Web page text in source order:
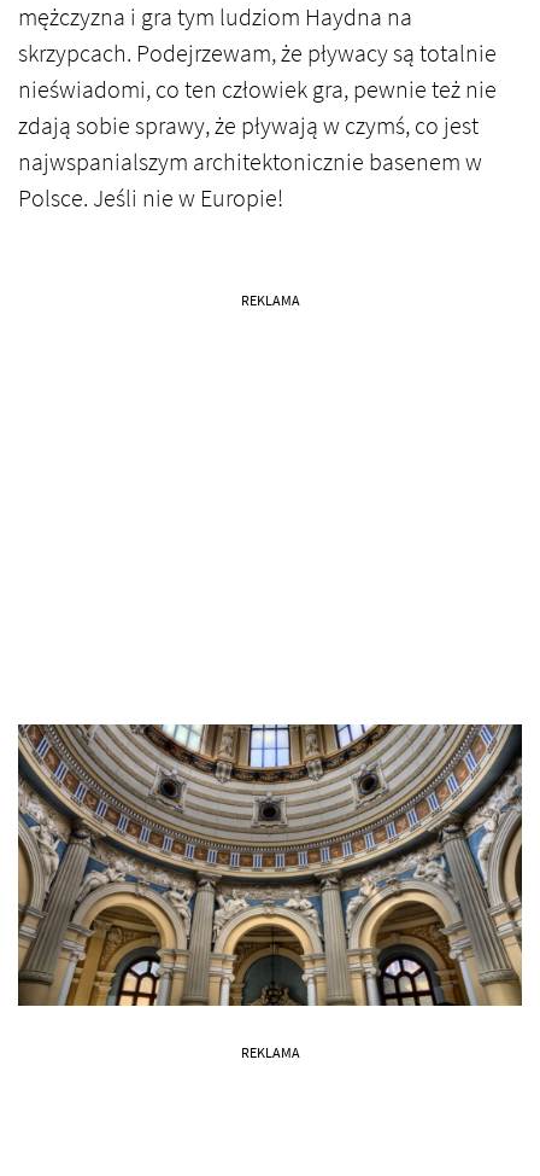
mężczyzna i gra tym ludziom Haydna na
skrzypcach. Podejrzewam, że pływacy są totalnie
nieświadomi, co ten człowiek gra, pewnie też nie
zdają sobie sprawy, że pływają w czymś, co jest
najwspanialszym architektonicznie basenem w
Polsce. Jeśli nie w Europie!
REKLAMA
REKLAMA